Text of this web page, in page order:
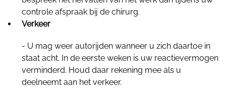
controle afspraak bij de chirurg.
Verkeer
- U mag weer autorijden wanneer u zich daartoe in
staat acht. In de eerste weken is uw reactievermogen
verminderd. Houd daar rekening mee als u
deelneemt aan het verkeer.